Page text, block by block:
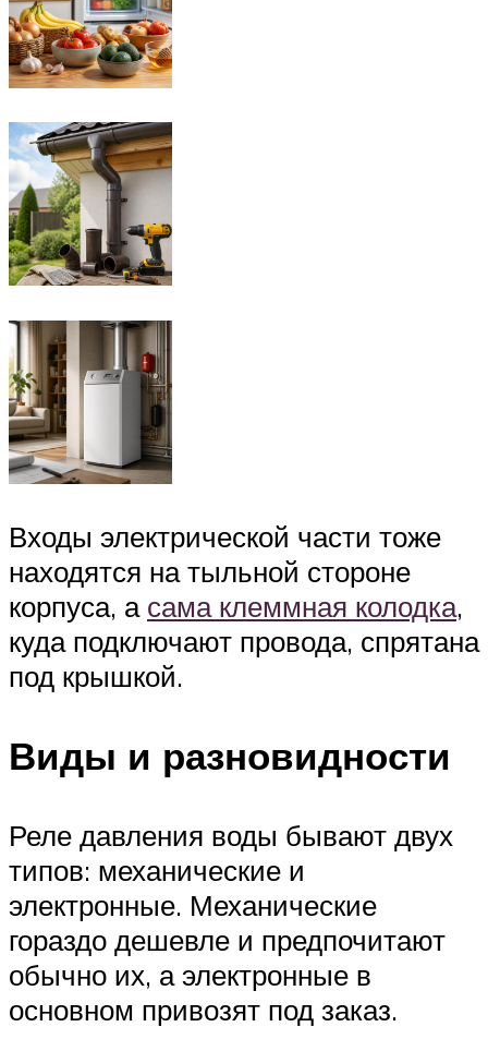
Входы электрической части тоже
находятся на тыльной стороне
корпуса, а сама клеммная колодка,
куда подключают провода, спрятана
под крышкой.
Виды и разновидности
Реле давления воды бывают двух
типов: механические и
электронные. Механические
гораздо дешевле и предпочитают
обычно их, а электронные в
основном привозят под заказ.